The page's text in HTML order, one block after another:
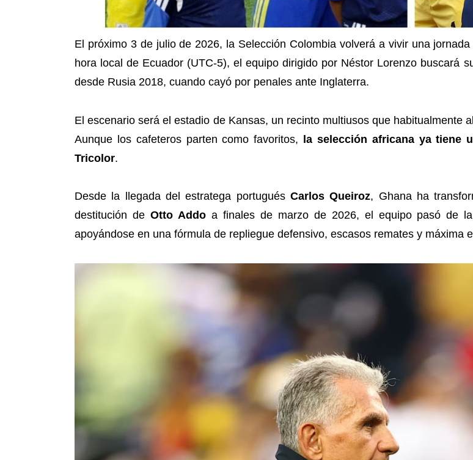
El próximo 3 de julio de 2026, la Selección Colombia volverá a vivir una
hora local de Ecuador (UTC-5), el equipo dirigido por Néstor Lorenzo buscará
desde Rusia 2018, cuando cayó por penales ante Inglaterra.
El escenario será el estadio de Kansas, un recinto multiusos que habitualmente
Aunque los cafeteros parten como favoritos, la selección africana ya tiene
Tricolor.
Desde la llegada del estratega portugués Carlos Queiroz, Ghana ha
destitución de Otto Addoa finales de marzo de 2026, el equipo pasó de
apoyándose en una fórmula de repliegue defensivo, escasos remates y máxima